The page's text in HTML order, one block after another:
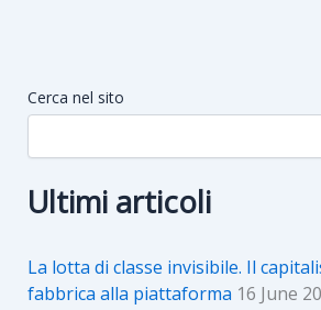
Cerca nel sito
Ultimi articoli
La lotta di classe invisibile. Il
fabbrica alla piattaforma 16 June